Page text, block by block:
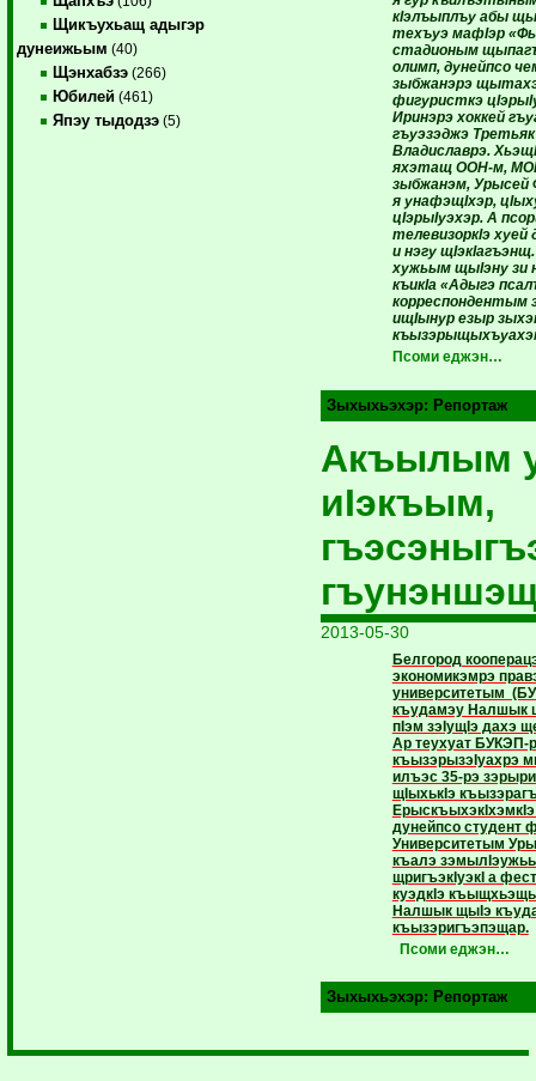
Щикъухьащ адыгэр
дунеижьым (40)
Щэнхабзэ (266)
Юбилей (461)
Япэу тыдодзэ (5)
кIэлъыплъу абы
техъуэ мафIэр
стадионым
олимп, дунейпсо
зыбжанэрэ
фигуристкэ
Иринэрэ хоккей
гъуэ­зэджэ Третьяк
Владиславрэ.
яхэтащ ООН-м,
зыбжанэм, Урысей
я унафэщIхэр,
цIэрыIуэхэр. А
телевизоркIэ хуей
и нэгу
ху­жьым щыIэну зи
къикIа «Адыгэ
корреспондентым
ищIынур езыр
Псоми еджэн…
Зыхыхьэхэр: Репортаж
Акъылым
иIэкъым,
2013-05-30
Белгород
экономикэмрэ
университетым
къудамэу Налшык
пIэм зэIущIэ дахэ
Ар теу­хуат БУКЭП-р
къызэрызэ­Iуах­­рэ
илъэс 35-рэ
щIыхькIэ
Ерыскъы­хэкIхэмкIэ
дунейпсо студент
Университетым
къалэ
щригъэкIуэкI а
куэдкIэ
Налшык щыIэ
къызэригъэпэщар.
Псоми еджэн…
Зыхыхьэхэр: Репортаж